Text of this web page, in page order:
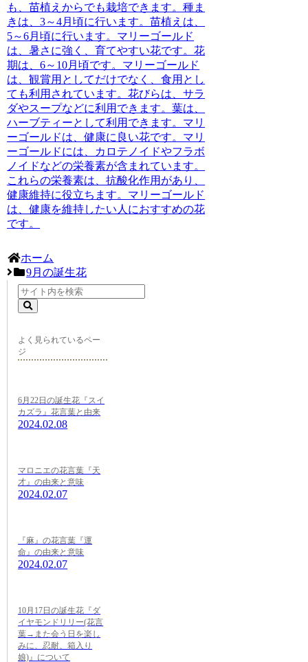
も、苗植えからでも栽培できます。種ま
きは、3～4月頃に行います。苗植えは、
5～6月頃に行います。マリーゴールド
は、暑さに強く、育てやすい花です。花
期は、6～10月頃です。マリーゴールド
は、観賞用としてだけでなく、食用とし
ても利用されています。花びらは、サラ
ダやスープなどに利用できます。葉は、
ハーブティーとして利用できます。マリ
ーゴールドは、健康に良い花です。マリ
ーゴールドには、カロテノイドやフラボ
ノイドなどの栄養素が含まれています。
これらの栄養素は、抗酸化作用があり、
健康維持に役立ちます。マリーゴールド
は、健康を維持したい人におすすめの花
です。
ホーム
9月の誕生花
よく見られているペー
ジ
6月22日の誕生花『スイ
カズラ』花言葉と由来
2024.02.08
マロニエの花言葉『天
才』の由来と意味
2024.02.07
『麻』の花言葉『運
命』の由来と意味
2024.02.07
10月17日の誕生花『ダ
イヤモンドリリー(花言
葉→また会う日を楽し
みに、忍耐、箱入り
娘)』について